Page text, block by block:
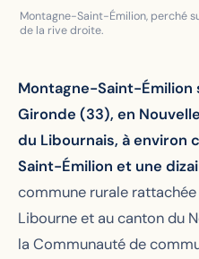
Montagne-Saint-Émilion, perché
de la rive droite.
Montagne-Saint-Émilion
Gironde (33), en
du Libournais, à environ
Saint-Émilion et une
commune rurale
Libourne et au canton du
la Communauté de